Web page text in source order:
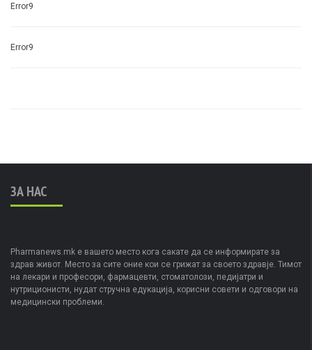
Error9
Error9
ЗА НАС
Pharmanews.mk е вашето место кога сакате да се информирате за
здрав живот. Место за сите оние кои се грижат за своето здравје. Тимот
на лекари и професори, фармацевти, стоматолози, педијатри и
нутриционисти, нудат стручна едукација, корисни совети и одговори на
медицински проблеми.